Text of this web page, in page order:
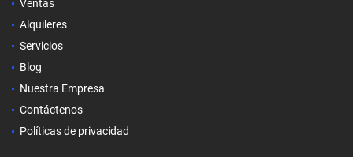
Ventas
Alquileres
Servicios
Blog
Nuestra Empresa
Contáctenos
Políticas de privacidad